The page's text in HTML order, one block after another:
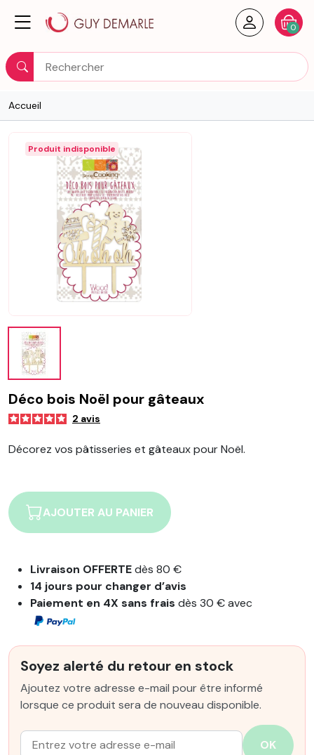
Rechercher
Créer
0
Accueil
Produit indisponible
Déco bois Noël pour gâteaux
2 avis
Décorez vos pâtisseries et gâteaux pour Noël.
AJOUTER AU PANIER
Livraison OFFERTEdès 80 €
14 jours pour changer d’avis
Paiement en 4X sans fraisdès 30 € avec
Soyez alerté du retour en stock
Ajoutez votre adresse e-mail pour être informé
lorsque ce produit sera de nouveau disponible.
Email :
OK